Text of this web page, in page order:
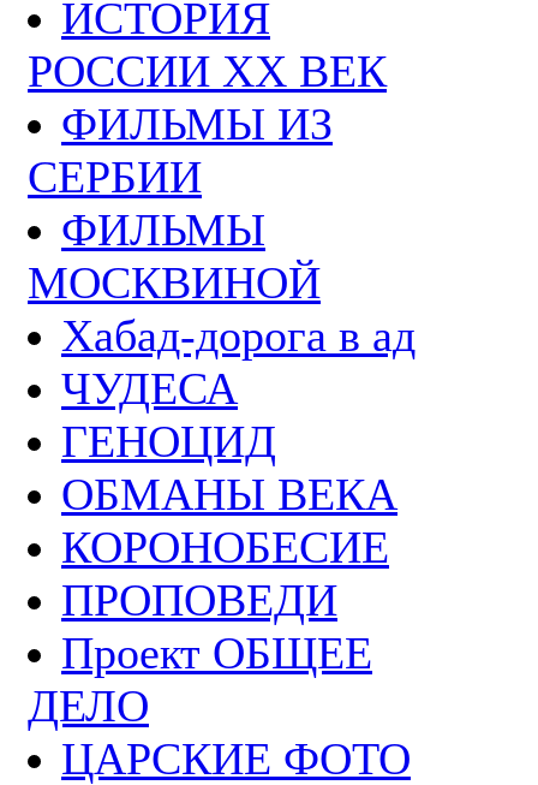
ИСТОРИЯ
РОССИИ ХХ ВЕК
ФИЛЬМЫ ИЗ
СЕРБИИ
ФИЛЬМЫ
МОСКВИНОЙ
Хабад-дорога в ад
ЧУДЕСА
ГЕНОЦИД
ОБМАНЫ ВЕКА
КОРОНОБЕСИЕ
ПРОПОВЕДИ
Проект ОБЩЕЕ
ДЕЛО
ЦАРСКИЕ ФОТО